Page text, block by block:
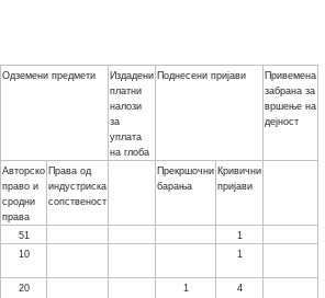
Одземени предмети
Издадени
платни
налози
за
уплата
на глоба
Поднесени пријави
Привемена
забрана за
вршење на
дејност
Авторско
право и
сродни
права
Права од
индустриска
сопственост
Прекршочни
барања
Кривични
пријави
51
1
10 1
20 1 4